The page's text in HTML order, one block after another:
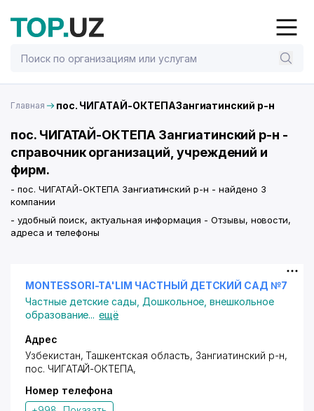
Главная пос. ЧИГАТАЙ-ОКТЕПАЗангиатинский р-н
пос. ЧИГАТАЙ-ОКТЕПА Зангиатинский р-н -
справочник организаций, учреждений и
фирм.
- пос. ЧИГАТАЙ-ОКТЕПА Зангиатинский р-н - найдено 3
компании
- удобный поиск, актуальная информация - Отзывы, новости,
адреса и телефоны
MONTESSORI-TA'LIM ЧАСТНЫЙ ДЕТСКИЙ САД №7
Частные детские сады Дошкольное, внешкольное
образование... ещё
Адрес
Узбекистан, Ташкентская область, Зангиатинский р-н,
пос. ЧИГАТАЙ-ОКТЕПА,
Номер телефона